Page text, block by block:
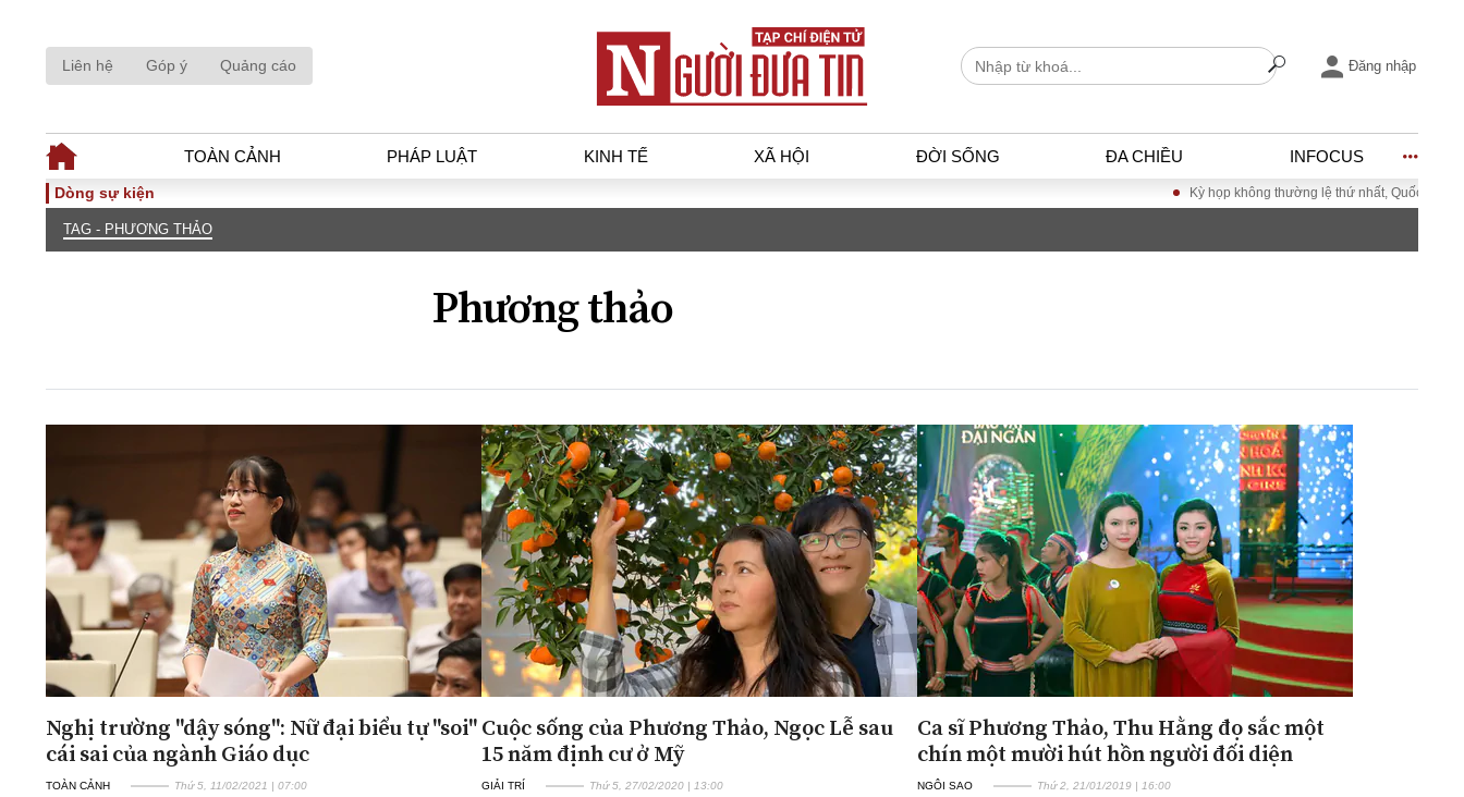
Liên hệ Góp ý Quảng cáo Đăng nhập
TOÀN CẢNH PHÁP LUẬT KINH TẾ XÃ HỘI ĐỜI SỐNG ĐA CHIỀU INFOCUS
TOÀN CẢNH
Thế giới
Góc nhìn luật gia
An ninh - Hình sự
Tài chính - Ngân hàng
Xu hướng thị trường
Tiêu dùng và dư luận
Công nghệ
Giao thông – Đô thị
ĐA CHIỀU
Quan điểm
Xi nhan Trái Phải
Bạn đọc viết
INFOCUS
Đăng ký tin tức mới
Dòng sự kiện Kỳ họp không thường lệ thứ nhất, Quốc hội khóa
TAG - PHƯƠNG THẢO
Phương thảo
Nghị trường "dậy sóng": Nữ đại biểu tự "soi"
cái sai của ngành Giáo dục
TOÀN CẢNH Thứ 5, 11/02/2021 | 07:00
Cuộc sống của Phương Thảo, Ngọc Lễ sau
15 năm định cư ở Mỹ
GIẢI TRÍ Thứ 5, 27/02/2020 | 13:00
Ca sĩ Phương Thảo, Thu Hằng đọ sắc một
chín một mười hút hồn người đối diện
NGÔI SAO Thứ 2, 21/01/2019 | 16:00